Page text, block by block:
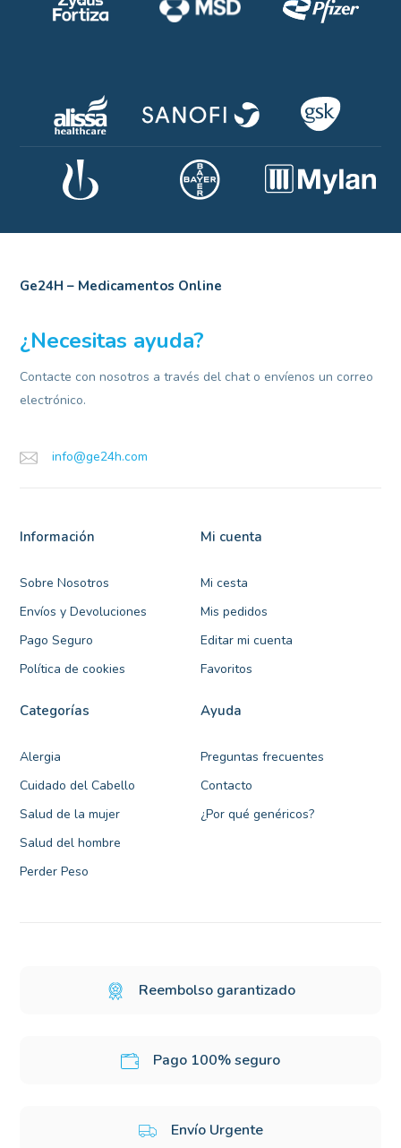
Ge24H – Medicamentos Online
¿Necesitas ayuda?
Contacte con nosotros a través del chat o envíenos un correo
electrónico.
info@ge24h.com
Información
Sobre Nosotros
Envíos y Devoluciones
Pago Seguro
Política de cookies
Mi cuenta
Mi cesta
Mis pedidos
Editar mi cuenta
Favoritos
Categorías
Alergia
Cuidado del Cabello
Salud de la mujer
Salud del hombre
Perder Peso
Ayuda
Preguntas frecuentes
Contacto
¿Por qué genéricos?
Reembolso garantizado
Pago 100% seguro
Envío Urgente